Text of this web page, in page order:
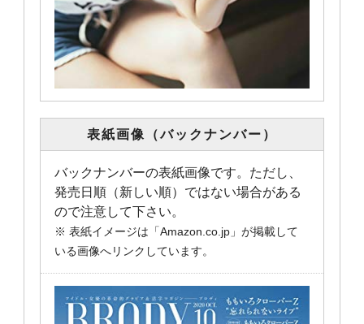
表紙画像（バックナンバー）
バックナンバーの表紙画像です。ただし、
発売日順（新しい順）ではない場合がある
ので注意して下さい。
※ 表紙イメージは「Amazon.co.jp」が掲載して
いる画像へリンクしています。